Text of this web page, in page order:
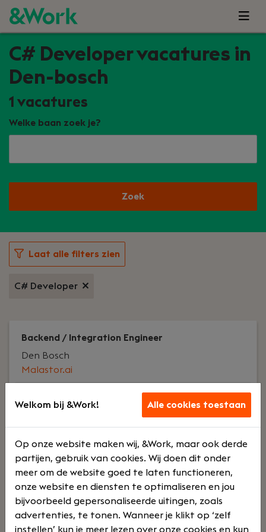
C# Developer vacatures in
Den-bosch
1 vacatures
Welke baan zoek je?
Zoek
Laat alle filters zien
C# Developer
Backend / Integration Engineer
Malastor.ai
Den Bosch
€ 4000 - €
5500
Jouw rol:Er zijn van die kansen die maar één keer
voorbijkomen. Dit is er zo een.Malastor bouwt een
Plug & Play AI-platform voor de
verzekeringsindustrie. Geen adviserende software,
maar AI die het werk daadwerkelijk uitvoert.
Automatisch, direct inzetbaar en klaar om te
Welkom bij &Work! Alle cookies toestaan
Op onze website maken wij, &Work, maar ook derde
partijen, gebruik van cookies. Wij doen dit onder
meer om de website goed te laten functioneren,
onze website en diensten te optimaliseren en jou
bijvoorbeeld gepersonaliseerde uitingen, zoals
advertenties, te tonen. Wanneer je klikt op ‘zelf
instellen’ kun je meer lezen over onze cookies en kun